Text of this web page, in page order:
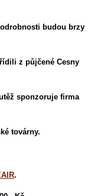
budou brzy
z půjčené Cesny
sponzoruje firma
továrny.
.